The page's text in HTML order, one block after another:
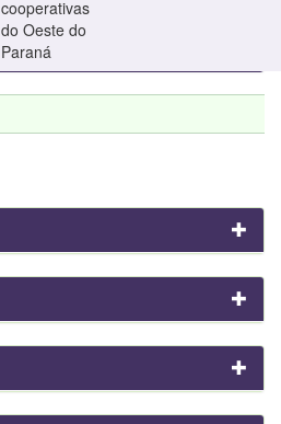
cooperativas
do Oeste do
Paraná